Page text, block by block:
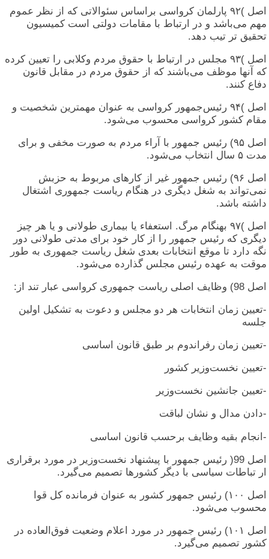
اصل ‎)٩۲‏ پارلمان کرواسی براساس سئوالاتی که از نظر عموم
مهم می‌باشد و در ارتباط با مقامات دولتی است کمیسیون
تحقیق تر تیب دهد.
اصل ‎)٩۳‏ مجلس در ارتباط با حقوق مردم وکلابی را تعیین کرده
که آنها موظف می‌باشند که از حقوق مردم در مقابل قانون
دفاع کنند.
اصل ‎)٩۴‏ رئیس‌جمهور کرواسی به عنوان مهمترین شخصیت و
مقام کشور کرواسی محسوب می‌شود.
اصل ۹۵) رئیس جمهور با آراء مردم به صورت مخفی و برای
مدت ۵ سال انتخاب می‌شود.
اصل ۹۶) رئیس جمهور غیر از کارهای مربوط به حزبش
نمی‌تواند به شغل دیگری در هنگام ریاست جمهوری اشتغال
داشته باشد.
اصل ‎)٩۷‏ بهنگام مرگ. استعفاء یا بیماری طولانی و یا هر چیز
دیگری که رئیس جمهور را از کار خود برای مدتی طولانی دور
نگه دارد تا موقع انتخابات بعدی شغل ریاست جمهوری به طور
موقت به عهده رئیس مجلس گذارده می‌شود.
اصل 98) وظایف اصلی ریاست جمهوری کرواسی عبار تند از:
-تعیین زمان انتخابات هر دو مجلس و دعوت به تشکیل اولین
جلسه
-تعیین زمان رفراندوم بر طبق قانون اساسی
-تعیین نخست‌وزیر کشور
-تعیین جانشین نخست‌وزیر
-دادن مدال و نشان لباقت
-انجام بقیه وظایف برحسب قانون اساسی
اصل ‎)99‏ رئیس جمهور با پیشنهاد نخست‌وزیر در مورد برقراری
ار تباطات سیاسی با دیگر کشورها تصمیم می‌گیرد.
اصل ۱۰۰) رئیس جمهور کشور به عنوان فرمانده کل قوا
محسوب می‌شود.
اصل ۱۰۱) رئیس جمهور در مورد اعلام وضعیت فوق‌العاده در
کشور تصمیم می‌گیرد.